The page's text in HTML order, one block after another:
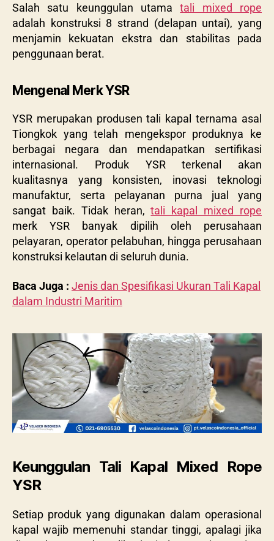
Salah satu keunggulan utamatali mixed rope
adalah konstruksi 8 strand (delapan untai), yang
menjamin kekuatan ekstra dan stabilitas pada
penggunaan berat.
Mengenal Merk YSR
YSR merupakan produsen tali kapal ternama asal
Tiongkok yang telah mengekspor produknya ke
berbagai negara dan mendapatkan sertifikasi
internasional. Produk YSR terkenal akan
kualitasnya yang konsisten, inovasi teknologi
manufaktur, serta pelayanan purna jual yang
sangat baik. Tidak heran,tali kapal mixed rope
merk YSR banyak dipilih oleh perusahaan
pelayaran, operator pelabuhan, hingga perusahaan
konstruksi kelautan di seluruh dunia.
Baca Juga : Jenis dan Spesifikasi Ukuran Tali Kapal
dalam Industri Maritim
Keunggulan Tali Kapal Mixed Rope
YSR
Setiap produk yang digunakan dalam operasional
kapal wajib memenuhi standar tinggi, apalagi jika